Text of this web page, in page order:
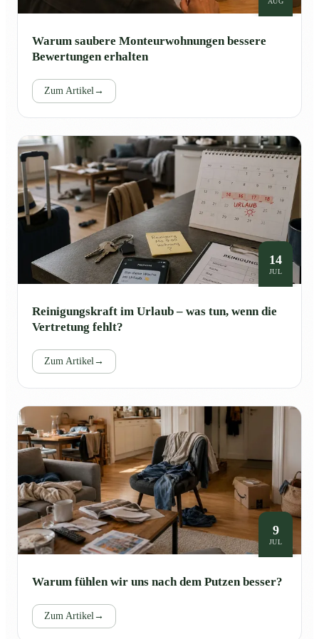
Warum saubere Monteurwohnungen bessere
Bewertungen erhalten
Zum Artikel→
14
JUL
Reinigungskraft im Urlaub – was tun, wenn die
Vertretung fehlt?
Zum Artikel→
9
JUL
Warum fühlen wir uns nach dem Putzen besser?
Zum Artikel→